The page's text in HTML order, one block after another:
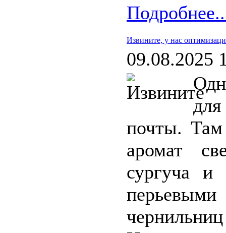
Извините, у нас
09.08.2025
почты. Там
аромат
сургуча и